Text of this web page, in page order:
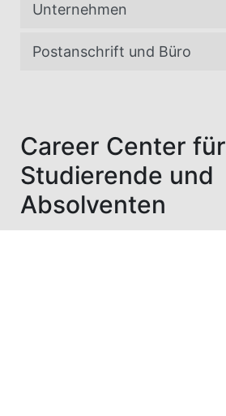
Career Center für
Studierende und
Absolventen
Unternehmen
Postanschrift und Büro